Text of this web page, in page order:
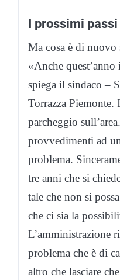
I prossimi passi
Ma cosa è di nuovo
«Anche
spiega il sindaco –
Torrazza
parcheggio
provvedimenti ad
problema.
tre anni che si
tale che non si
che ci sia la
L’amministrazione
problema che è di
altro che lasciare